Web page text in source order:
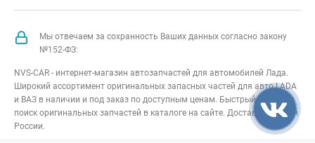
Мы отвечаем за сохранность Ваших данных согласно закону
№152-ФЗ:
NVS-CAR - интернет-магазин автозапчастей для автомобилей Лада.
Широкий ассортимент оригинальных запасных частей для авто LADA
и ВАЗ в наличии и под заказ по доступным ценам. Быстрый подбор и
поиск оригинальных запчастей в каталоге на сайте. Доставка по всей
России.